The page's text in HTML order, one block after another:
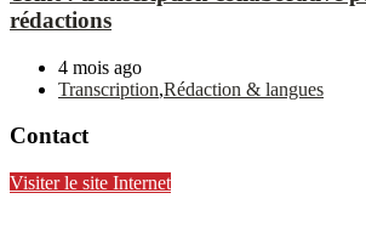
rédactions
4 mois ago
Transcription,Rédaction & langues
Contact
Visiter le site Internet